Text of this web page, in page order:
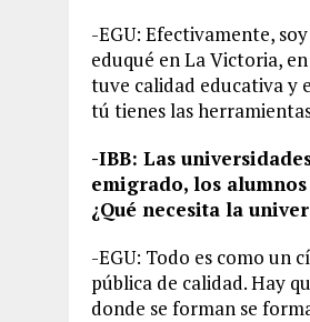
-EGU: Efectivamente,
eduqué en La Victoria,
tuve calidad educativa y
tú tienes las
-IBB: Las
emigrado, los
¿Qué necesita la
-EGU: Todo es como un
pública de calidad. Hay
donde se forman se